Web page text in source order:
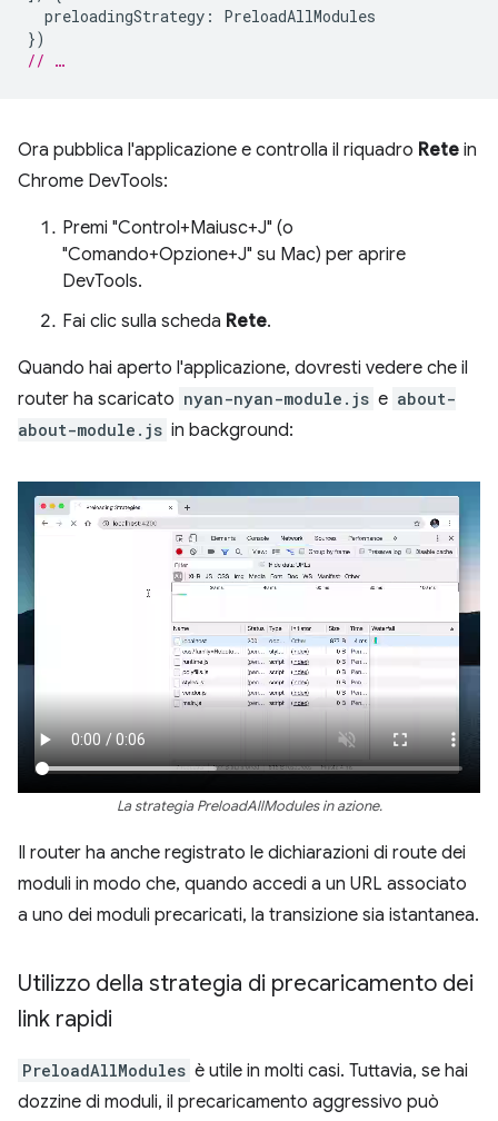
preloadingStrategy :
PreloadAllModules
})
// …
Ora pubblica l'applicazione e controlla il riquadro Rete in
Chrome DevTools:
Premi "Control+Maiusc+J" (o
"Comando+Opzione+J" su Mac) per aprire
DevTools.
Fai clic sulla scheda Rete.
Quando hai aperto l'applicazione, dovresti vedere che il
router ha scaricato nyan-nyan-module.js e about-
about-module.js in background:
La strategia PreloadAllModules in azione.
Il router ha anche registrato le dichiarazioni di route dei
moduli in modo che, quando accedi a un URL associato
a uno dei moduli precaricati, la transizione sia istantanea.
Utilizzo della strategia di precaricamento dei
link rapidi
PreloadAllModules è utile in molti casi. Tuttavia, se hai
dozzine di moduli, il precaricamento aggressivo può